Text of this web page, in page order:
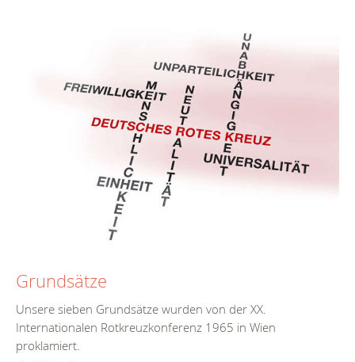
Grundsätze
Unsere sieben Grundsätze wurden von der XX.
Internationalen Rotkreuzkonferenz 1965 in Wien
proklamiert.